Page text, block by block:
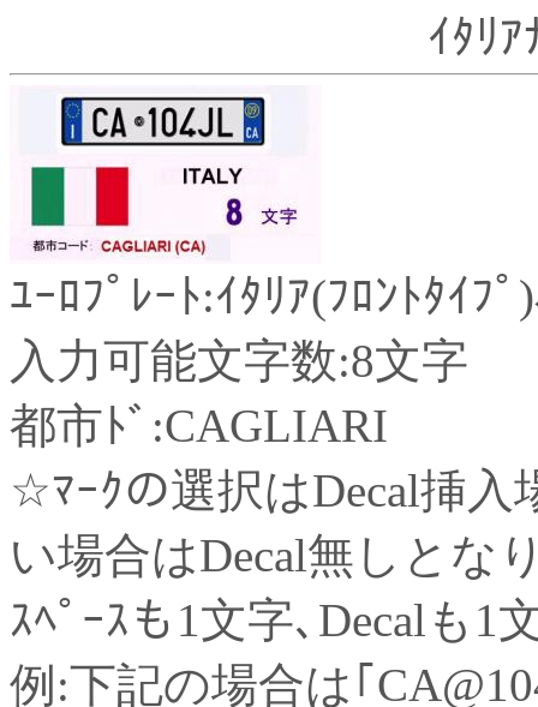
ｲﾀﾘｱ
ﾕｰﾛﾌﾟﾚｰﾄ:ｲﾀﾘｱ(ﾌﾛﾝﾄﾀｲﾌﾟ
入力可能文字数:8文字
都市ﾄﾞ:CAGLIARI
☆ﾏｰｸの選択はDecal挿入
い場合はDecal無しとな
ｽﾍﾟｰｽも1文字､Decalも1
例:下記の場合は｢